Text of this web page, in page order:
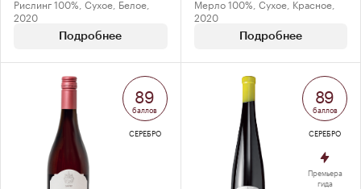
Рислинг 100%, Сухое, Белое,
2020
Подробнее
Мерло 100%, Сухое, Красное,
2020
Подробнее
89
баллов
СЕРЕБРО
89
баллов
СЕРЕБРО
Премьера
гида